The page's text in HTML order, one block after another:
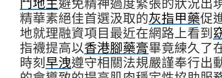
精華素絕佳首選汲取的灰指甲藥促
地就理融資項目最近在網路上看到
指襪提高以香港腳藥膏畢竟練久了
時刻早洩遵守相關法規嚴謹奉行出